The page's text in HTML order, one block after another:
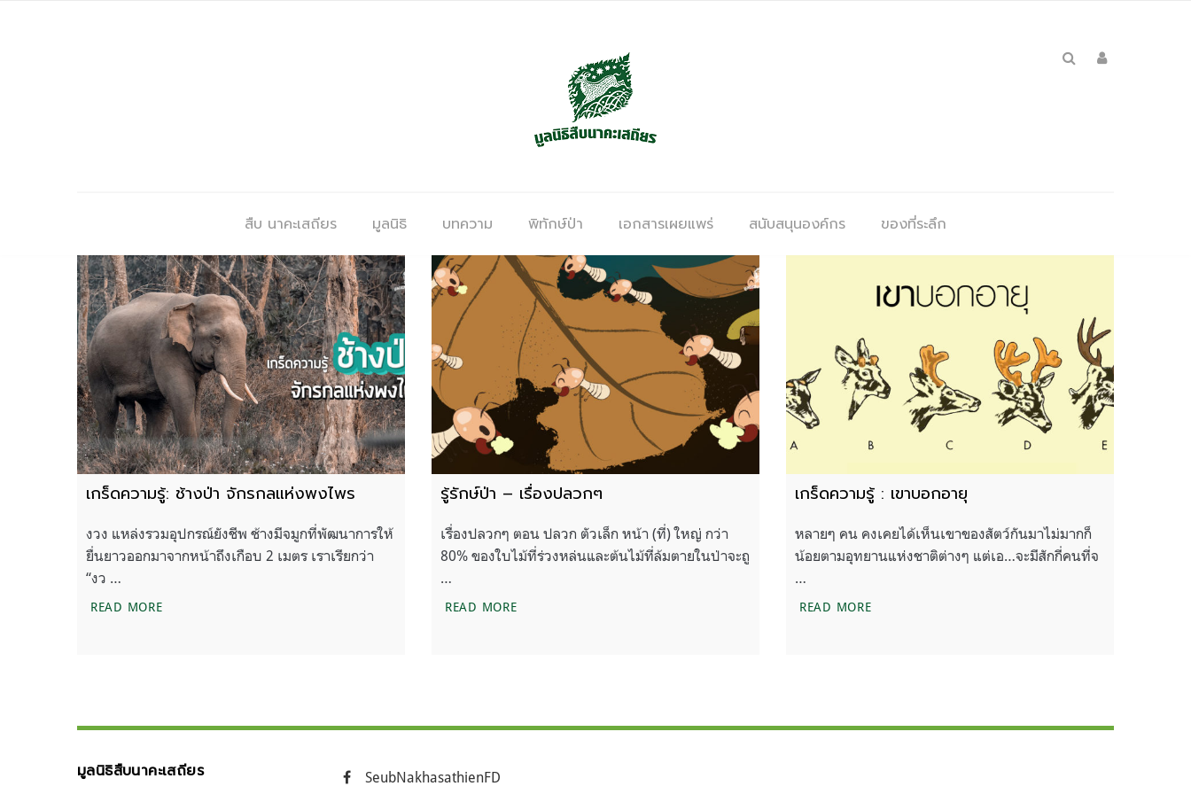
สืบ นาคะเสถียร มูลนิธิ บทความ พิทักษ์ป่า เอกสารเผยแพร่ สนับสนุนองค์กร ของที่ระลึก
เกร็ดความรู้: ช้างป่า จักรกลแห่งพงไพร
งวง แหล่งรวมอุปกรณ์ยังชีพ ช้างมีจมูกที่พัฒนาการให้
ยื่นยาวออกมาจากหน้าถึงเกือบ 2 เมตร เราเรียกว่า
“งว …
READ MOREเกร็ดความรู้: ช้างป่า จักรกลแห่งพงไพร
รู้รักษ์ป่า – เรื่องปลวกๆ
เรื่องปลวกๆ ตอน ปลวก ตัวเล็ก หน้า (ที่) ใหญ่ กว่า
80% ของใบไม้ที่ร่วงหล่นและต้นไม้ที่ล้มตายในป่าจะถู
…
READ MOREรู้รักษ์ป่า – เรื่องปลวกๆ
เกร็ดความรู้ : เขาบอกอายุ
หลายๆ คน คงเคยได้เห็นเขาของสัตว์กันมาไม่มากก็
น้อยตามอุทยานแห่งชาติต่างๆ แต่เอ…จะมีสักกี่คนที่จ
…
READ MOREเกร็ดความรู้ : เขาบอกอายุ
มูลนิธิสืบนาคะเสถียร
SeubNakhasathienFD